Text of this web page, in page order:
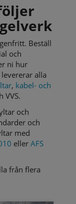
Beställ
och
ni hur
alla
, kabel- och
VVS.
och
och
med
eller AFS
från flera